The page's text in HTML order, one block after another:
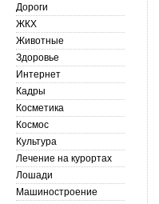
Дороги
ЖКХ
Животные
Здоровье
Интернет
Кадры
Косметика
Космос
Культура
Лечение на курортах
Лошади
Машиностроение